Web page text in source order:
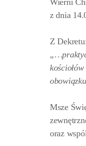
Wierni
z dnia
Z
Msze
oraz